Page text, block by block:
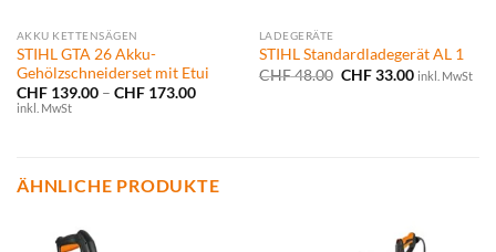
AKKU KETTENSÄGEN
STIHL GTA 26 Akku-
Gehölzschneiderset mit Etui
CHF139.00 – CHF173.00Preisspanne:
inkl. MwSt
LADEGERÄTE
STIHL Standardladegerät AL 1
CHF48.00 Ursprünglicher
CHF33.00Aktueller
inkl. MwSt
ÄHNLICHE PRODUKTE